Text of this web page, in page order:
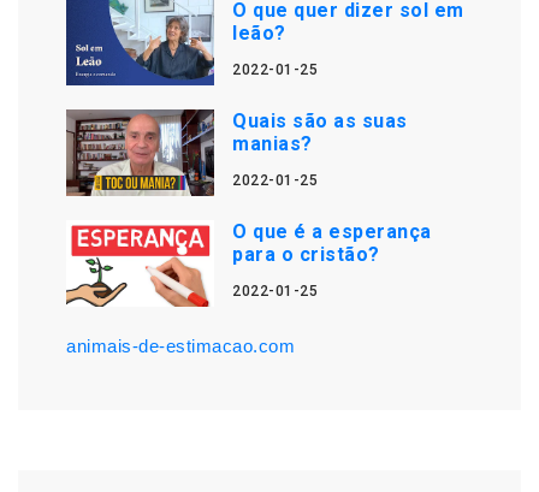
O que quer dizer sol em
leão?
2022-01-25
Quais são as suas
manias?
2022-01-25
O que é a esperança
para o cristão?
2022-01-25
animais-de-estimacao.com